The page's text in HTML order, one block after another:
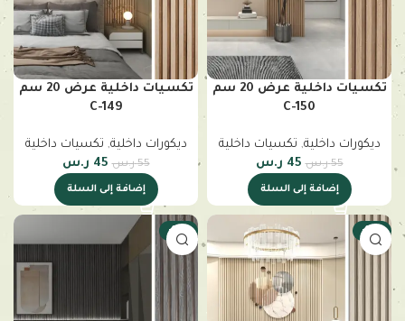
تكسيات داخلية عرض 20 سم
C-150
ديكورات داخلية, تكسيات داخلية
55 ر.س 45 ر.س
إضافة إلى السلة
تكسيات داخلية عرض 20 سم
C-149
ديكورات داخلية, تكسيات داخلية
55 ر.س 45 ر.س
إضافة إلى السلة
-18%
-18%